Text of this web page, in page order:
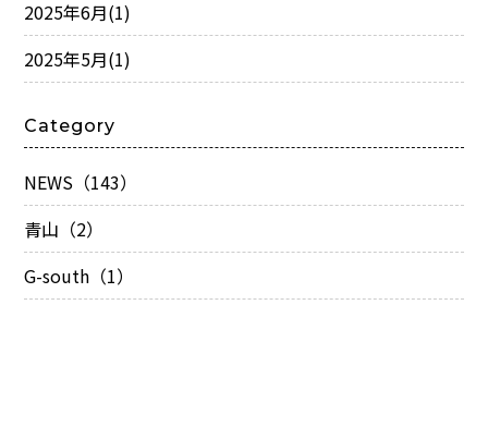
2025年6月(1)
2025年5月(1)
Category
NEWS（143）
青山（2）
G-south（1）